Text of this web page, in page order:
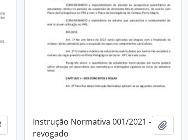
Adicionar a área de transferência
Instrução Normativa 001/2021 -
revogado